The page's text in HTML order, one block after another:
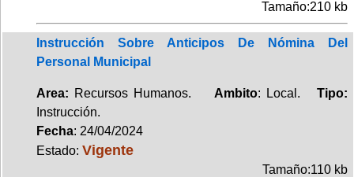
Tamaño:210 kb
Instrucción Sobre Anticipos De Nómina Del
Personal Municipal
Area: Recursos Humanos. Ambito: Local.Tipo:
Instrucción.
Fecha: 24/04/2024
Estado: Vigente
Tamaño:110 kb